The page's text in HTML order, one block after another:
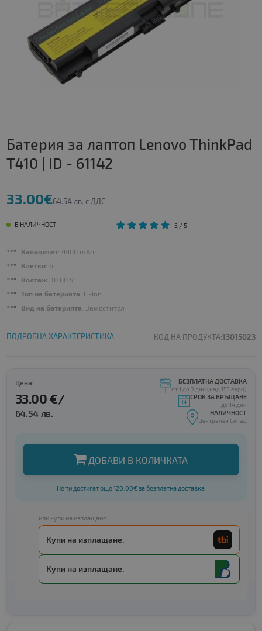
Батерия за лаптоп Lenovo ThinkPad
T410 | ID - 61142
33.00€64.54 лв. с ДДС
В НАЛИЧНОСТ 5/ 5
Капацитет: 4400 mAh
Клетки: 6
Волтаж: 10.80 V
Тип на батерията: Li-Ion
Вид на батерията: Заместител
ПОДРОБНА ХАРАКТЕРИСТИКА КОД НА ПРОДУКТА:13015023
Цена:
33.00 €/
64.54 лв.
БЕЗПЛАТНА ДОСТАВКА
от 1 до 3 дни (над 153 евро)
СРОК ЗА ВРЪЩАНЕ
до 14 дни
НАЛИЧНОСТ
Централен Склад
ДОБАВИ В КОЛИЧКАТА
Не ти достигат още 120.00€ за безплатна доставка
или купи на изплащане:
Купи на изплащане.
Купи на изплащане.